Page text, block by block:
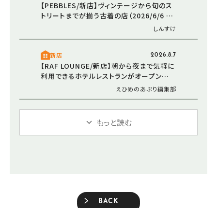
【PEBBLES/新店】ヴィンテージから旬のス
トリートまでが揃う古着の店（2026/6/6 愛
しんすけ
新店 2026.8.7
【RAF LOUNGE/新店】朝から夜まで気軽に
利用できるホテルレストランがオープン
（2026/5/30 愛媛/松山市）えひめのあぷり編集部
もっと読む
BACK